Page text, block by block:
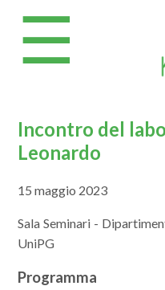
☰
Incontro del
Leonardo
15 maggio 2023
Sala Seminari -
UniPG
Programma